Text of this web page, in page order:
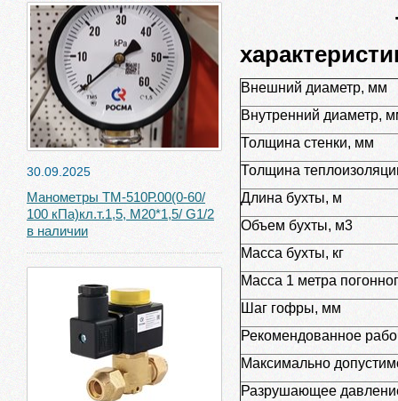
30.09.2025
Манометры ТМ-510Р.00(0-60/
100 кПа)кл.т.1,5, М20*1,5/ G1/2
в наличии
Внешний диаметр, мм
Внутренний диаметр,
Толщина стенки, мм
Толщина
Длина бухты, м
Объем бухты, м3
Масса бухты, кг
Масса 1 метра
Шаг гофры, мм
Рекомендованное
Максимально
Разрушающее